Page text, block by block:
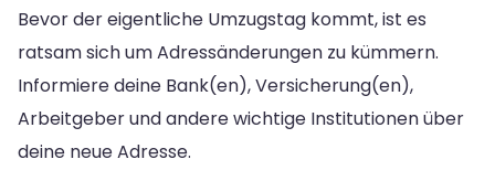
Bevor der eigentliche Umzugstag kommt, ist es
ratsam sich um Adressänderungen zu kümmern.
Informiere deine Bank(en), Versicherung(en),
Arbeitgeber und andere wichtige Institutionen über
deine neue Adresse.